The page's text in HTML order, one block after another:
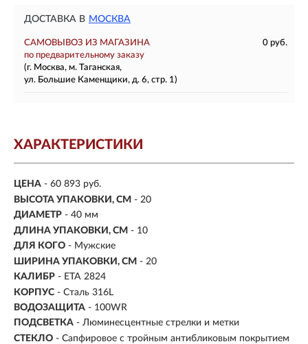
ДОСТАВКА В МОСКВА
САМОВЫВОЗ ИЗ МАГАЗИНА
0 руб.
по предварительному заказу
(г. Москва, м. Таганская,
ул. Большие Каменщики, д. 6, стр. 1)
ХАРАКТЕРИСТИКИ
ЦЕНА - 60 893 руб.
ВЫСОТА УПАКОВКИ, СМ - 20
ДИАМЕТР - 40 мм
ДЛИНА УПАКОВКИ, СМ - 10
ДЛЯ КОГО - Мужские
ШИРИНА УПАКОВКИ, СМ - 20
КАЛИБР - ETA 2824
КОРПУС - Сталь 316L
ВОДОЗАЩИТА - 100WR
ПОДСВЕТКА - Люминесцентные стрелки и метки
СТЕКЛО - Сапфировое с тройным антибликовым покрытием